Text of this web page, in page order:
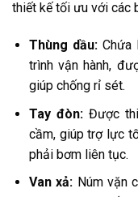
thiết kế tối ưu với các
Thùng dầu:Chứa
trình vận hành,
giúp chống rỉ sét.
Tay đòn:Được
cầm, giúp trợ lực
phải bơm liên tục.
Van xả: Núm vặn